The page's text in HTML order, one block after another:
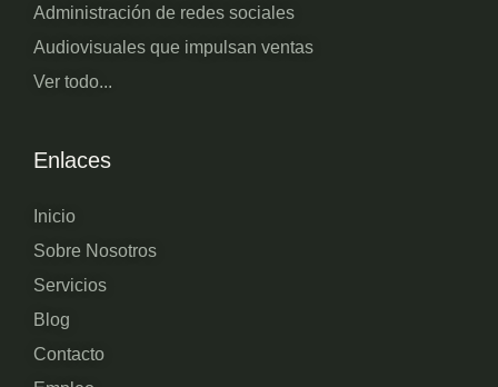
Enlaces
Inicio
Sobre Nosotros
Servicios
Blog
Contacto
Administración de redes sociales
Audiovisuales que impulsan ventas
Ver todo...